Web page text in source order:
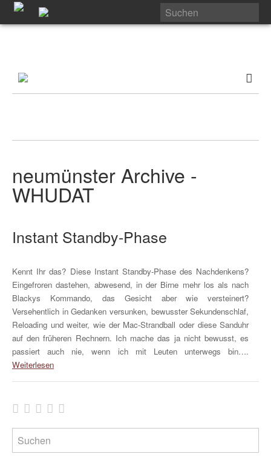
neumünster Archive -
WHUDAT
Instant Standby-Phase
Kennt Ihr das? Diese Instant Standby-Phase des Nachdenkens?
Eingefroren dastehen, abwesend, in der Birne mehr los als nach
Blackys Kommando, das Gesicht aber wie versteinert?
Versehentlich in Gedanken versunken, bewusster Sekundenschlaf,
Reloading und weiter, wie der Mac-Strandball oder diese Sanduhr
auf den früheren Rechnern. Ich mache das ja nicht bewusst, es
passiert auch nie, wenn ich mit Leuten unterwegs bin….
Weiterlesen